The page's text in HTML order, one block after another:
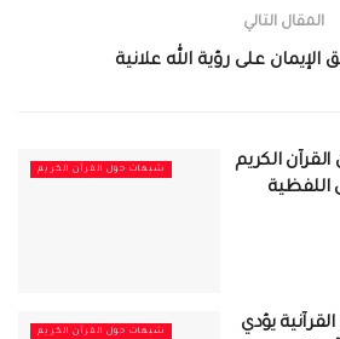
المقال التالي
على رؤية الله علانية
شبهات حول القرآن الكريم
الكريم
شبهات حول القرآن الكريم
يؤدي